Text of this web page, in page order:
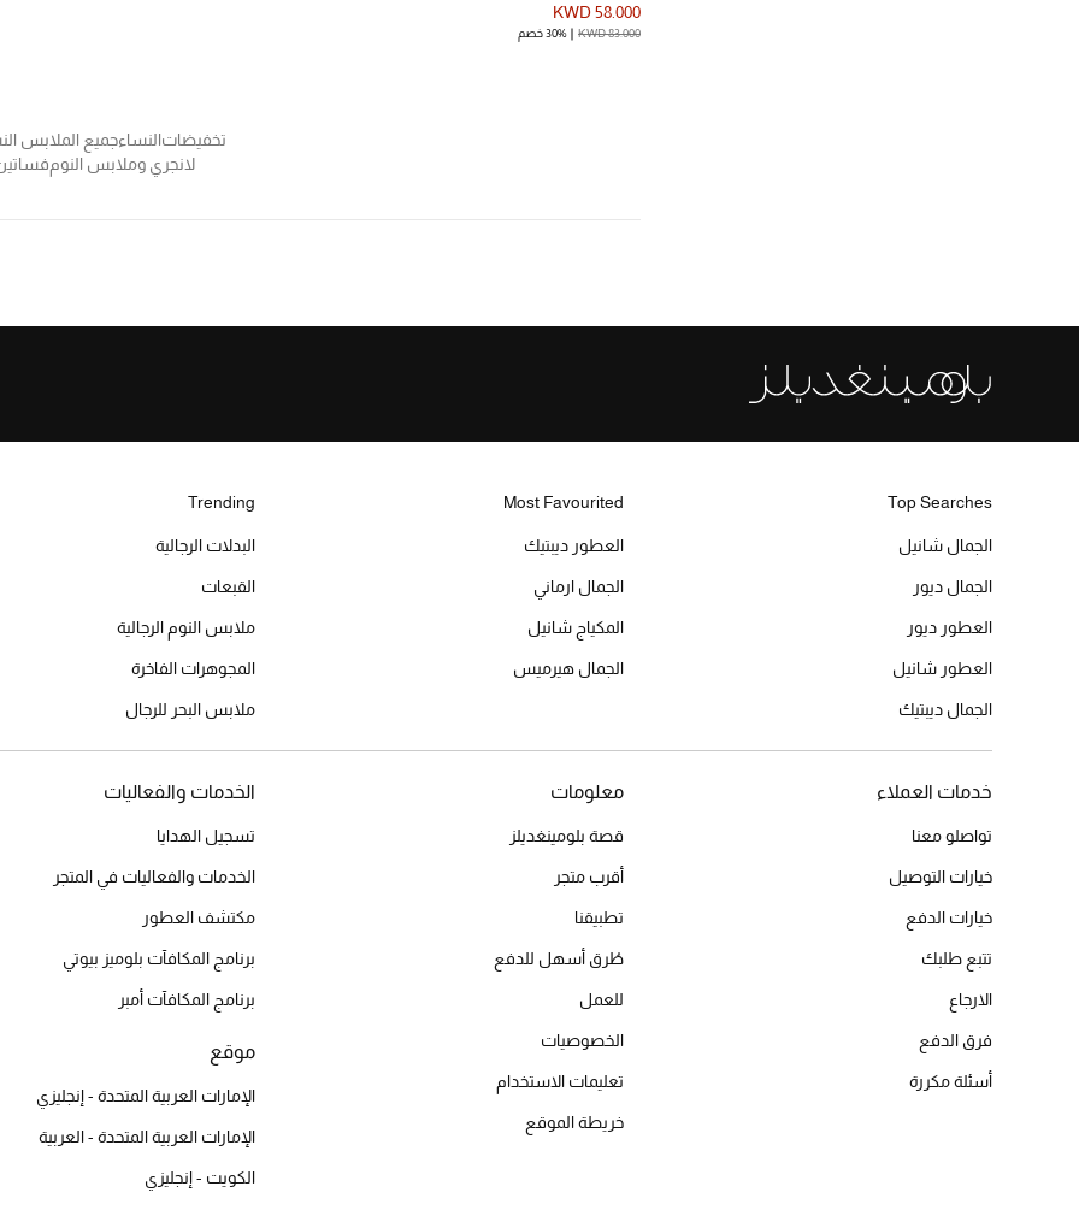
KWD 58.000
KWD 83.000 30% خصم
تخفيضاتالنساءجميع الملابس
لانجري وملابس النوم
Top Searches
الجمال شانيل
الجمال ديور
العطور ديور
العطور شانيل
الجمال ديبتيك
Most Favourited
العطور ديبتيك
الجمال ارماني
المكياج شانيل
الجمال هيرميس
Trending
البدلات الرجالية
القبعات
ملابس النوم الرجالية
المجوهرات الفاخرة
ملابس البحر للرجال
خدمات العملاء
تواصلو معنا
خيارات التوصيل
خيارات الدفع
تتبع طلبك
الارجاع
فرق الدفع
أسئلة مكررة
معلومات
قصة بلومينغديلز
أقرب متجر
تطبيقنا
طُرق أسهل للدفع
للعمل
الخصوصيات
تعليمات الاستخدام
خريطة الموقع
الخدمات والفعاليات
تسجيل الهدايا
الخدمات والفعاليات في المتجر
مكتشف العطور
برنامج المكافآت بلوميز بيوتي
برنامج المكافآت أمبر
موقع
الإمارات العربية المتحدة - إنجليزي
الإمارات العربية المتحدة - العربية
الكويت - إنجليزي